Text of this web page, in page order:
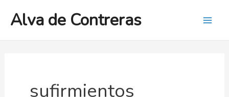
Alva de Contreras
sufirmientos